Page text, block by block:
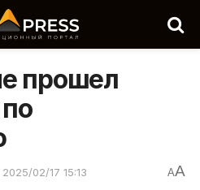
прошел
2025/02/17 15:13 AA